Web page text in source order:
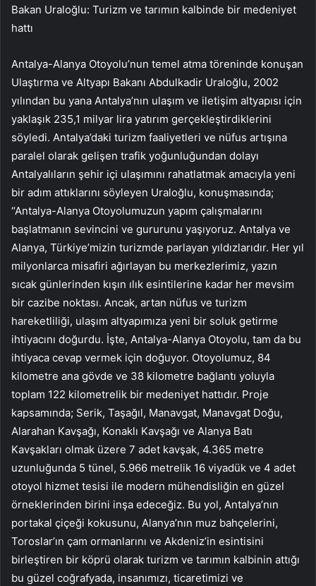
Bakan Uraloğlu: Turizm ve tarımın kalbinde bir medeniyet
hattı
Antalya-Alanya Otoyolu’nun temel atma töreninde konuşan
Ulaştırma ve Altyapı Bakanı Abdulkadir Uraloğlu, 2002
yılından bu yana Antalya’nın ulaşım ve iletişim altyapısı için
yaklaşık 235,1 milyar lira yatırım gerçekleştirdiklerini
söyledi. Antalya’daki turizm faaliyetleri ve nüfus artışına
paralel olarak gelişen trafik yoğunluğundan dolayı
Antalyalıların şehir içi ulaşımını rahatlatmak amacıyla yeni
bir adım attıklarını söyleyen Uraloğlu, konuşmasında;
“Antalya-Alanya Otoyolumuzun yapım çalışmalarını
başlatmanın sevincini ve gururunu yaşıyoruz. Antalya ve
Alanya, Türkiye’mizin turizmde parlayan yıldızlarıdır. Her yıl
milyonlarca misafiri ağırlayan bu merkezlerimiz, yazın
sıcak günlerinden kışın ılık esintilerine kadar her mevsim
bir cazibe noktası. Ancak, artan nüfus ve turizm
hareketliliği, ulaşım altyapımıza yeni bir soluk getirme
ihtiyacını doğurdu. İşte, Antalya-Alanya Otoyolu, tam da bu
ihtiyaca cevap vermek için doğuyor. Otoyolumuz, 84
kilometre ana gövde ve 38 kilometre bağlantı yoluyla
toplam 122 kilometrelik bir medeniyet hattıdır. Proje
kapsamında; Serik, Taşağıl, Manavgat, Manavgat Doğu,
Alarahan Kavşağı, Konaklı Kavşağı ve Alanya Batı
Kavşakları olmak üzere 7 adet kavşak, 4.365 metre
uzunluğunda 5 tünel, 5.966 metrelik 16 viyadük ve 4 adet
otoyol hizmet tesisi ile modern mühendisliğin en güzel
örneklerinden birini inşa edeceğiz. Bu yol, Antalya’nın
portakal çiçeği kokusunu, Alanya’nın muz bahçelerini,
Toroslar’ın çam ormanlarını ve Akdeniz’in esintisini
birleştiren bir köprü olarak turizm ve tarımın kalbinin attığı
bu güzel coğrafyada, insanımızı, ticaretimizi ve